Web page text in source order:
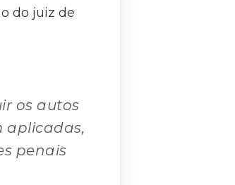
do juiz de
os autos
aplicadas,
penais